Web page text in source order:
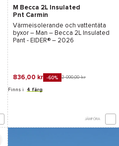
M Becca 2L Insulated
Pnt Carmin
Värmeisolerande och vattentäta
byxor – Man – Becca 2L Insulated
Pant - EIDER® – 2026
836,00 kr -60% 2 090,00 kr
Finns i 4 färg
JÄMFÖRA